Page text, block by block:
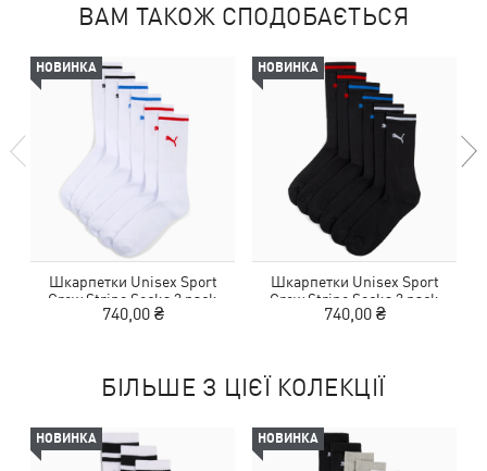
ВАМ ТАКОЖ СПОДОБАЄТЬСЯ
НОВИНКА
Шкарпетки Unisex Sport
Crew Stripe Socks 3 pack
740,00 ₴
НОВИНКА
Шкарпетки Unisex Sport
Crew Stripe Socks 3 pack
740,00 ₴
БІЛЬШЕ З ЦІЄЇ КОЛЕКЦІЇ
НОВИНКА НОВИНКА